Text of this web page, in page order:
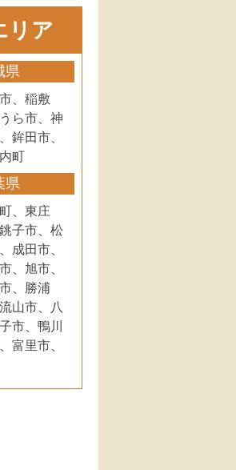
リア
県
、稲敷
ら市、神
鉾田市、
町
県
、東庄
子市、松
成田市、
、旭市、
、勝浦
山市、八
市、鴨川
富里市、